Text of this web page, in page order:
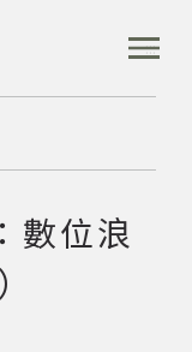
:::
數位浪